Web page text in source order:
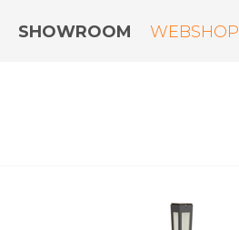
SHOWROOM WEBSHOP